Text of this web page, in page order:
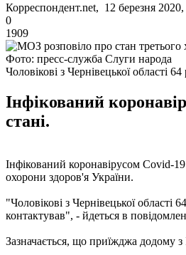
Корреспондент.net, 12 березня
0
1909
Фото: пресс-служба Слуги народа
Чоловікові з Чернівецької області
Інфікований
стані.
Інфікований коронавірусом Covid-19
охорони здоров'я України.
"Чоловікові з Чернівецької
контактував", - йдеться в
Зазначається, що приїжджа додому з